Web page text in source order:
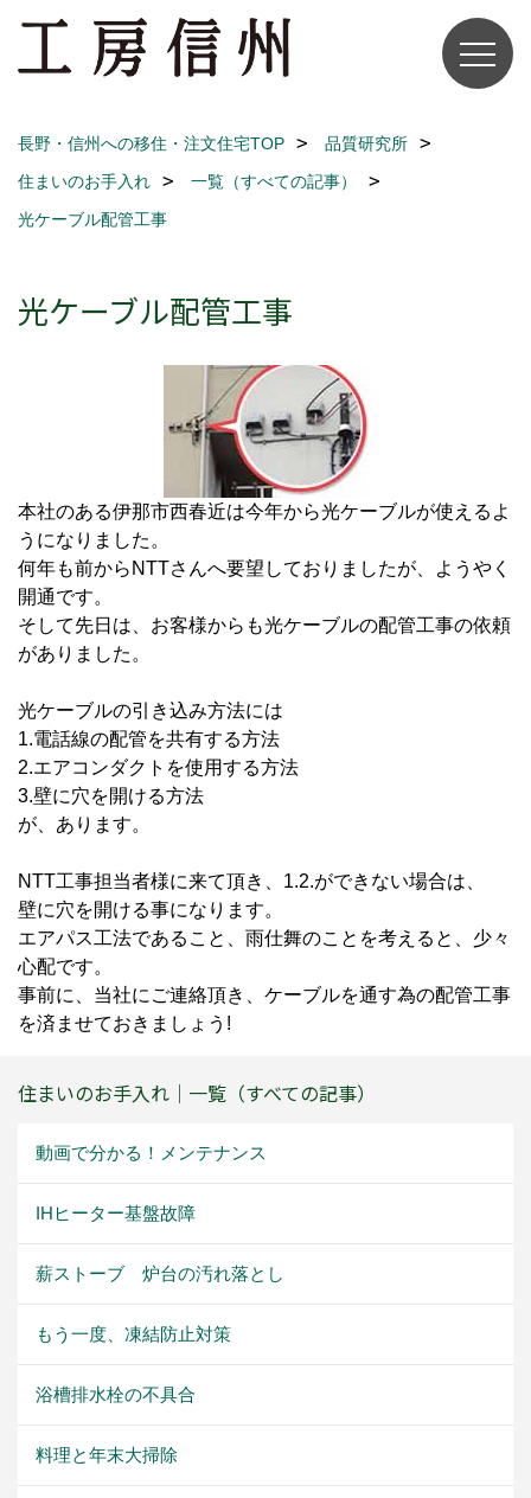
長野・信州への移住・注文住宅TOP
品質研究所
住まいのお手入れ
一覧（すべての記事）
光ケーブル配管工事
光ケーブル配管工事
本社のある伊那市西春近は今年から光ケーブルが使えるよ
うになりました。
何年も前からNTTさんへ要望しておりましたが、ようやく
開通です。
そして先日は、お客様からも光ケーブルの配管工事の依頼
がありました。
光ケーブルの引き込み方法には
1.電話線の配管を共有する方法
2.エアコンダクトを使用する方法
3.壁に穴を開ける方法
が、あります。
NTT工事担当者様に来て頂き、1.2.ができない場合は、
壁に穴を開ける事になります。
エアパス工法であること、雨仕舞のことを考えると、少々
心配です。
事前に、当社にご連絡頂き、ケーブルを通す為の配管工事
を済ませておきましょう!
住まいのお手入れ｜一覧（すべての記事）
動画で分かる！メンテナンス
IHヒーター基盤故障
薪ストーブ 炉台の汚れ落とし
もう一度、凍結防止対策
浴槽排水栓の不具合
料理と年末大掃除